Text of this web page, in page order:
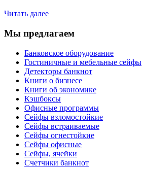
Читать далее
Мы предлагаем
Банковское оборудование
Гостиничные и мебельные сейфы
Детекторы банкнот
Книги о бизнесе
Книги об экономике
Кэшбоксы
Офисные программы
Сейфы взломостойкие
Сейфы встраиваемые
Сейфы огнестойкие
Сейфы офисные
Сейфы, ячейки
Счетчики банкнот